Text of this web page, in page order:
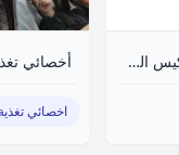
أخصائية تغذية علاجية. أقدم خططاً غذائية مخصصة لمرضى السكري وتكيس المبايض والحوامل والرياضيين. أخصائي
اخصائي تغذية